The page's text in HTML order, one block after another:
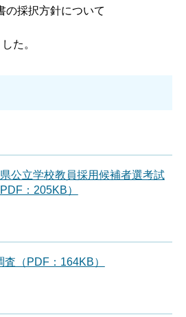
の採択方針について
た。
公立学校教員採用候補者選考試
：205KB）
（PDF：164KB）